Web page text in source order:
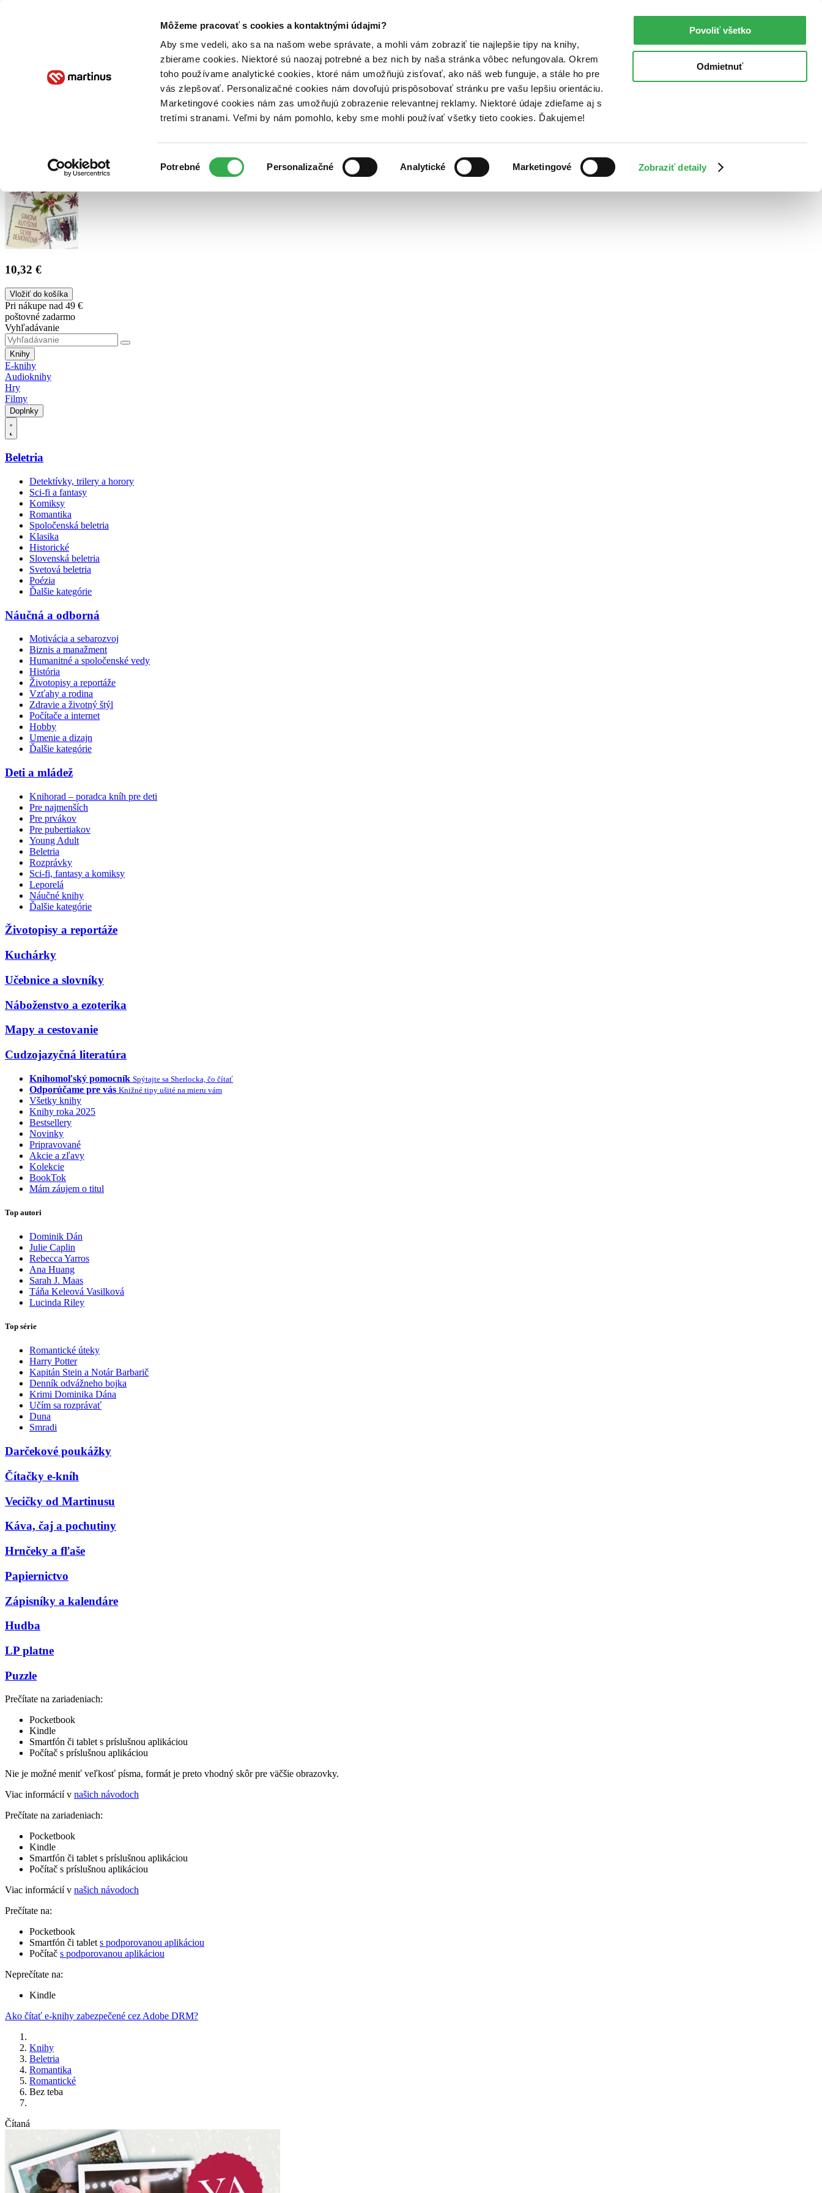
Môžeme pracovať s cookies a kontaktnými údajmi?
Aby sme vedeli, ako sa na našom webe správate, a mohli vám zobraziť tie najlepšie tipy na knihy,
zbierame cookies. Niektoré sú naozaj potrebné a bez nich by naša stránka vôbec nefungovala. Okrem
toho používame analytické cookies, ktoré nám umožňujú zisťovať, ako náš web funguje, a stále ho pre
vás zlepšovať. Personalizačné cookies nám dovoľujú prispôsobovať stránku pre vašu lepšiu orientáciu.
Marketingové cookies nám zas umožňujú zobrazenie relevantnej reklamy. Niektoré údaje zdieľame aj s
tretími stranami. Veľmi by nám pomohlo, keby sme mohli používať všetky tieto cookies. Ďakujeme!
súhlasu
Potrebné Personalizačné Analytické Marketingové Zobraziť detaily
Povoliť všetko
Odmietnuť
Poukážky Kontakt
10,32 €
Vložiť do košíka
Pri nákupe nad 49 €
poštovné zadarmo
Vyhľadávanie
Knihy
E-knihy
Audioknihy
Hry
Filmy
Doplnky
Beletria
Detektívky, trilery a horory
Sci-fi a fantasy
Komiksy
Romantika
Spoločenská beletria
Klasika
Historické
Slovenská beletria
Svetová beletria
Poézia
Ďalšie kategórie
Náučná a odborná
Motivácia a sebarozvoj
Biznis a manažment
Humanitné a spoločenské vedy
História
Životopisy a reportáže
Vzťahy a rodina
Zdravie a životný štýl
Počítače a internet
Hobby
Umenie a dizajn
Ďalšie kategórie
Deti a mládež
Knihorad – poradca kníh pre deti
Pre najmenších
Pre prvákov
Pre pubertiakov
Young Adult
Beletria
Rozprávky
Sci-fi, fantasy a komiksy
Leporelá
Náučné knihy
Ďalšie kategórie
Životopisy a reportáže
Kuchárky
Učebnice a slovníky
Náboženstvo a ezoterika
Mapy a cestovanie
Cudzojazyčná literatúra
Knihomoľský pomocník Spýtajte sa Sherlocka, čo čítať
Odporúčame pre vás Knižné tipy ušité na mieru vám
Všetky knihy
Knihy roka 2025
Bestsellery
Novinky
Pripravované
Akcie a zľavy
Kolekcie
BookTok
Mám záujem o titul
Top autori
Dominik Dán
Julie Caplin
Rebecca Yarros
Ana Huang
Sarah J. Maas
Táňa Keleová Vasilková
Lucinda Riley
Top série
Romantické úteky
Harry Potter
Kapitán Stein a Notár Barbarič
Denník odvážneho bojka
Krimi Dominika Dána
Učím sa rozprávať
Duna
Smradi
Darčekové poukážky
Čítačky e-kníh
Vecičky od Martinusu
Káva, čaj a pochutiny
Hrnčeky a fľaše
Papiernictvo
Zápisníky a kalendáre
Hudba
LP platne
Puzzle
Prečítate na zariadeniach:
Pocketbook
Kindle
Smartfón či tablet s príslušnou aplikáciou
Počítač s príslušnou aplikáciou
Nie je možné meniť veľkosť písma, formát je preto vhodný skôr pre väčšie obrazovky.
Viac informácií v našich návodoch
Prečítate na zariadeniach:
Pocketbook
Kindle
Smartfón či tablet s príslušnou aplikáciou
Počítač s príslušnou aplikáciou
Viac informácií v našich návodoch
Prečítate na:
Pocketbook
Smartfón či tablet s podporovanou aplikáciou
Počítač s podporovanou aplikáciou
Neprečítate na:
Kindle
Ako čítať e-knihy zabezpečené cez Adobe DRM?
Knihy
Beletria
Romantika
Romantické
Bez teba
Čítaná